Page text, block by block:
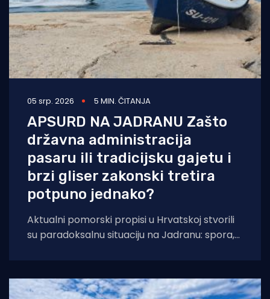
05 srp. 2026 5 MIN. ČITANJA
APSURD NA JADRANU Zašto
državna administracija
pasaru ili tradicijsku gajetu i
brzi gliser zakonski tretira
potpuno jednako?
Aktualni pomorski propisi u Hrvatskoj stvorili
su paradoksalnu situaciju na Jadranu: spora,